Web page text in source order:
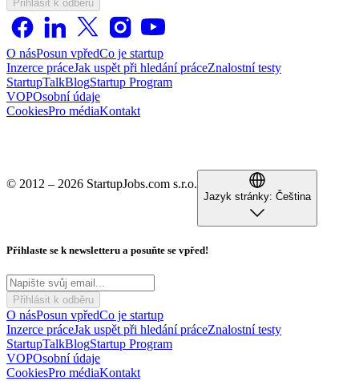
Přihlásit k odběru
O násPosun vpředCo je startup
Inzerce práceJak uspět při hledání práceZnalostní testy
StartupTalkBlogStartup Program
VOPOsobní údaje
CookiesPro médiaKontakt
© 2012 – 2026 StartupJobs.com s.r.o.
Jazyk stránky: Čeština
Přihlaste se k newsletteru a posuňte se vpřed!
Přihlásit k odběru
O násPosun vpředCo je startup
Inzerce práceJak uspět při hledání práceZnalostní testy
StartupTalkBlogStartup Program
VOPOsobní údaje
CookiesPro médiaKontakt